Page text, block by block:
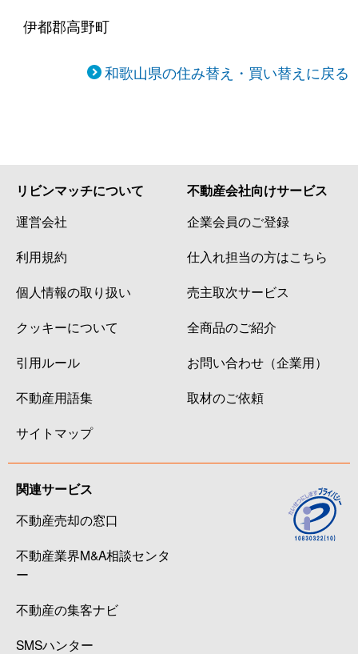
伊都郡高野町
和歌山県の住み替え・買い替えに戻る
リビンマッチについて
運営会社
利用規約
個人情報の取り扱い
クッキーについて
引用ルール
不動産用語集
サイトマップ
不動産会社向けサービス
企業会員のご登録
仕入れ担当の方はこちら
売主取次サービス
全商品のご紹介
お問い合わせ（企業用）
取材のご依頼
関連サービス
不動産売却の窓口
不動産業界M&A相談センタ
ー
不動産の集客ナビ
SMSハンター